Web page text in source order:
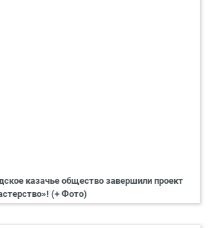
казачье общество завершили проект
(+ Фото)